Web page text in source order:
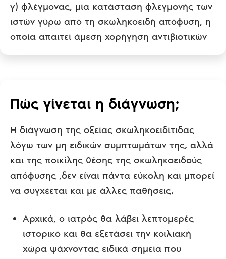
γ) φλέγμονας, μία κατάσταση φλεγμονής των
ιστών γύρω από τη σκωληκοειδή απόφυση, η
οποία απαιτεί άμεση χορήγηση αντιβιοτικών
Πώς γίνεται η διάγνωση;
Η διάγνωση της οξείας σκωληκοειδίτιδας
λόγω των μη ειδικών συμπτωμάτων της, αλλά
και της ποικίλης θέσης της σκωληκοειδούς
απόφυσης ,δεν είναι πάντα εύκολη και μπορεί
να συγχέεται και με άλλες παθήσεις.
Αρχικά, ο ιατρός θα λάβει λεπτομερές
ιστορικό και θα εξετάσει την κοιλιακή
χώρα ψάχνοντας ειδικά σημεία που